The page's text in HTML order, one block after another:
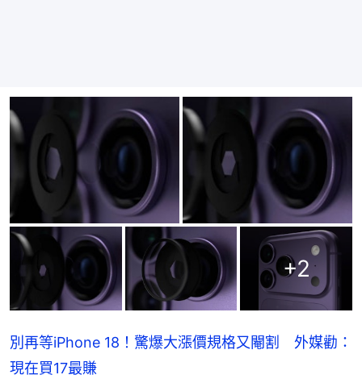
+2
別再等iPhone 18！驚爆大漲價規格又閹割 外媒勸：
現在買17最賺